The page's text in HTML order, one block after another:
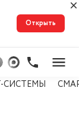
Открыть
СИСТЕМЫ